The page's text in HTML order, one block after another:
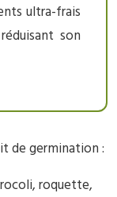
ultra-frais
son
de germination :
roquette,